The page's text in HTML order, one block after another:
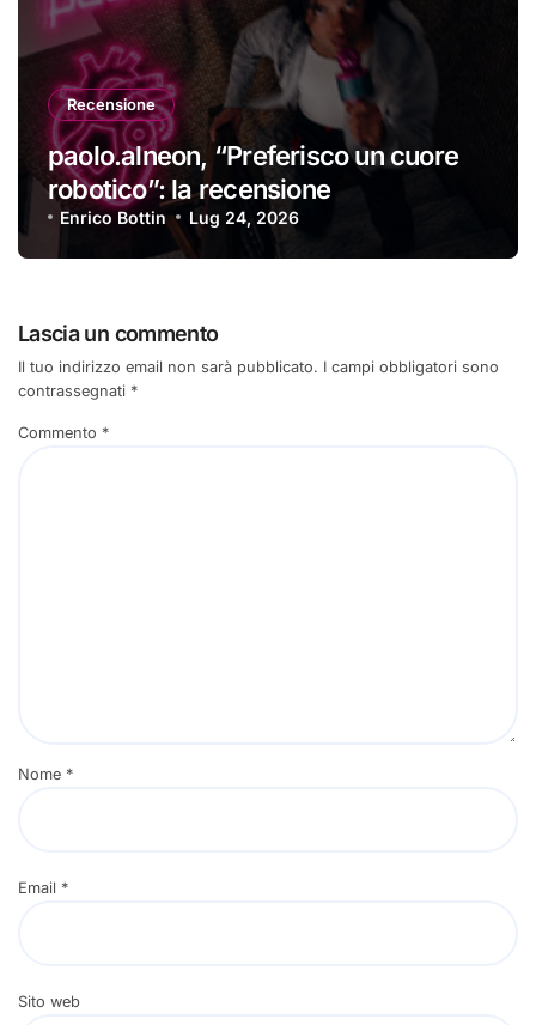
Recensione
paolo.alneon, “Preferisco un cuore
robotico”: la recensione
Enrico Bottin Lug 24, 2026
Lascia un commento
Il tuo indirizzo email non sarà pubblicato. I campi obbligatori sono
contrassegnati *
Commento *
Nome *
Email *
Sito web